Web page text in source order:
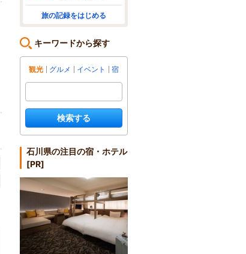
旅の記録をはじめる
キーワードから探す
観光 グルメ イベント 宿
検索する
石川県の注目の宿・ホテル
[PR]